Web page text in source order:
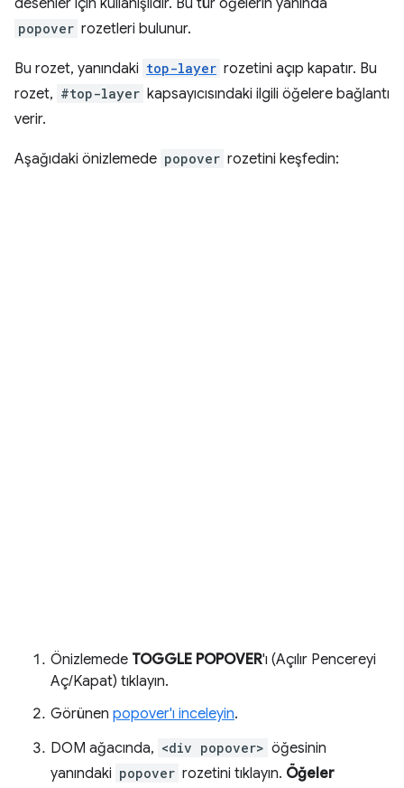
desenler için kullanışlıdır. Bu tür öğelerin yanında
popover rozetleri bulunur.
Bu rozet, yanındaki top-layer rozetini açıp kapatır. Bu
rozet, #top-layer kapsayıcısındaki ilgili öğelere bağlantı
verir.
Aşağıdaki önizlemede popover rozetini keşfedin:
Önizlemede TOGGLE POPOVER'ı (Açılır Pencereyi
Aç/Kapat) tıklayın.
Görünen popover'ı inceleyin.
DOM ağacında, <div popover> öğesinin
yanındaki popover rozetini tıklayın. Öğeler